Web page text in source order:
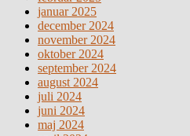
januar 2025
december 2024
november 2024
oktober 2024
september 2024
august 2024
juli 2024
juni 2024
maj 2024